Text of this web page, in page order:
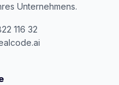
Unternehmens.
116 32